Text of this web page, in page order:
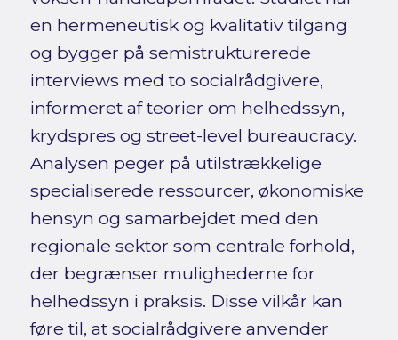
en hermeneutisk og kvalitativ tilgang
og bygger på semistrukturerede
interviews med to socialrådgivere,
informeret af teorier om helhedssyn,
krydspres og street-level bureaucracy.
Analysen peger på utilstrækkelige
specialiserede ressourcer, økonomiske
hensyn og samarbejdet med den
regionale sektor som centrale forhold,
der begrænser mulighederne for
helhedssyn i praksis. Disse vilkår kan
føre til, at socialrådgivere anvender